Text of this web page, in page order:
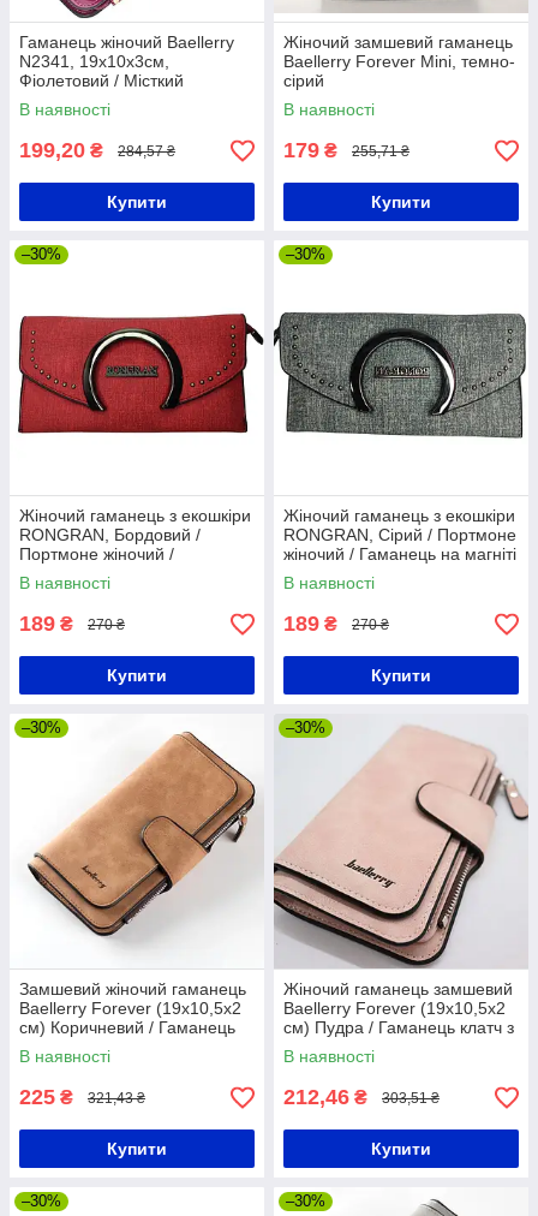
Гаманець жіночий Baellerry
N2341, 19х10х3см,
Фіолетовий / Місткий
гаманець-клатч / Жіноче
портмоне
В наявності
199,20 ₴ 284,57 ₴
Купити
Жіночий замшевий гаманець
Baellerry Forever Mini, темно-
сірий
В наявності
179 ₴ 255,71 ₴
Купити
–30%
Жіночий гаманець з екошкіри
RONGRAN, Бордовий /
Портмоне жіночий /
Гаманець на магніті
В наявності
189 ₴ 270 ₴
Купити
–30%
Жіночий гаманець з екошкіри
RONGRAN, Сірий / Портмоне
жіночий / Гаманець на магніті
В наявності
189 ₴ 270 ₴
Купити
–30%
Замшевий жіночий гаманець
Baellerry Forever (19х10,5х2
см) Коричневий / Гаманець
клатч з еко замші
В наявності
225 ₴ 321,43 ₴
Купити
–30%
Жіночий гаманець замшевий
Baellerry Forever (19х10,5х2
см) Пудра / Гаманець клатч з
еко замші
В наявності
212,46 ₴ 303,51 ₴
Купити
–30% –30%